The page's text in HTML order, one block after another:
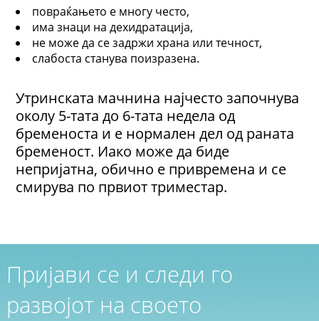
повраќањето е многу често,
има знаци на дехидратација,
не може да се задржи храна или течност,
слабоста станува поизразена.
Утринската мачнина најчесто започнува
околу 5-тата до 6-тата недела од
бременоста и е нормален дел од раната
бременост. Иако може да биде
непријатна, обично е привремена и се
смирува по првиот триместар.
Пријави се и следи го
развојот на своето